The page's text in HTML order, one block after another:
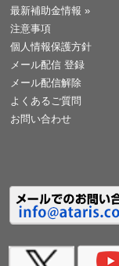
最新補助金情報 »
注意事項
個人情報保護方針
メール配信 登録
メール配信解除
よくあるご質問
お問い合わせ